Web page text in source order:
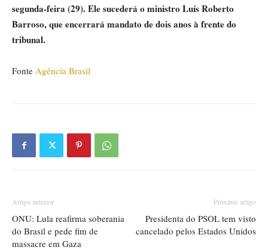
segunda-feira (29). Ele sucederá o ministro Luís Roberto
Barroso, que encerrará mandato de dois anos à frente do
tribunal.
Fonte Agência Brasil
Artigo anterior
ONU: Lula reafirma soberania
do Brasil e pede fim de
massacre em Gaza
Próximo artigo
Presidenta do PSOL tem visto
cancelado pelos Estados Unidos